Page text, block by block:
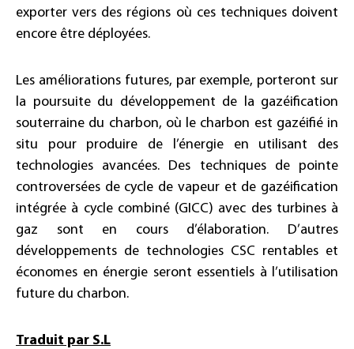
exporter vers des régions où ces techniques doivent
encore être déployées.
Les améliorations futures, par exemple, porteront sur
la poursuite du développement de la gazéification
souterraine du charbon, où le charbon est gazéifié in
situ pour produire de l’énergie en utilisant des
technologies avancées. Des techniques de pointe
controversées de cycle de vapeur et de gazéification
intégrée à cycle combiné (GICC) avec des turbines à
gaz sont en cours d’élaboration. D’autres
développements de technologies CSC rentables et
économes en énergie seront essentiels à l’utilisation
future du charbon.
Traduit par S.L